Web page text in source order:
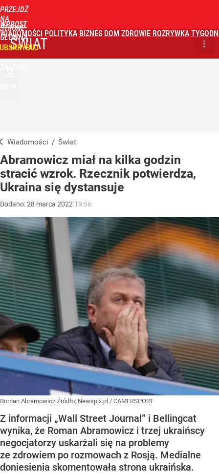
PRZEJDŹ
NA
STRONĘ
GŁÓWNĄ
WPROST
WIADOMOŚCI POLITYKA BIZNES DOM ZDROWIE ROZRYWKA
ŚWIAT
Wiadomości / Świat
Abramowicz miał na kilka godzin
stracić wzrok. Rzecznik potwierdza,
Ukraina się dystansuje
Dodano:28 marca 2022 19:56
Roman Abramowicz Źródło: Newspix.pl / CAMERSPORT
Z informacji „Wall Street Journal” i Bellingcat
wynika, że Roman Abramowicz i trzej ukraińscy
negocjatorzy uskarżali się na problemy
ze zdrowiem po rozmowach z Rosją. Medialne
doniesienia skomentowała strona ukraińska.